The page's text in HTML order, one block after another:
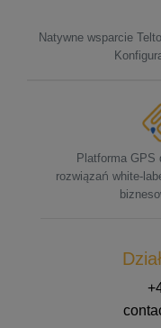
Natywne wsparcie
Platforma GPS
rozwiązań white-